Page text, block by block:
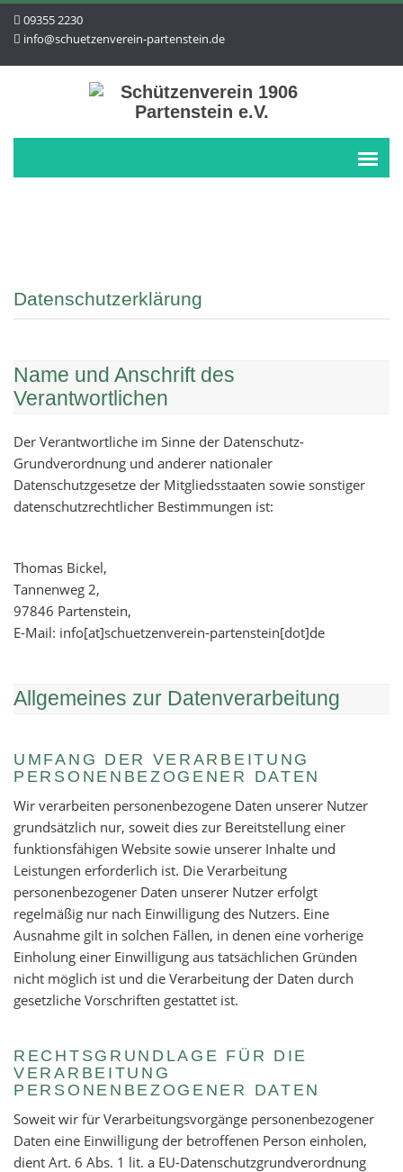
09355 2230
info@schuetzenverein-partenstein.de
Datenschutzerklärung
Name und Anschrift des
Verantwortlichen
Der Verantwortliche im Sinne der Datenschutz-
Grundverordnung und anderer nationaler
Datenschutzgesetze der Mitgliedsstaaten sowie sonstiger
datenschutzrechtlicher Bestimmungen ist:
Thomas Bickel,
Tannenweg 2,
97846 Partenstein,
E-Mail: info[at]schuetzenverein-partenstein[dot]de
Allgemeines zur Datenverarbeitung
UMFANG DER VERARBEITUNG
PERSONENBEZOGENER DATEN
Wir verarbeiten personenbezogene Daten unserer Nutzer
grundsätzlich nur, soweit dies zur Bereitstellung einer
funktionsfähigen Website sowie unserer Inhalte und
Leistungen erforderlich ist. Die Verarbeitung
personenbezogener Daten unserer Nutzer erfolgt
regelmäßig nur nach Einwilligung des Nutzers. Eine
Ausnahme gilt in solchen Fällen, in denen eine vorherige
Einholung einer Einwilligung aus tatsächlichen Gründen
nicht möglich ist und die Verarbeitung der Daten durch
gesetzliche Vorschriften gestattet ist.
RECHTSGRUNDLAGE FÜR DIE
VERARBEITUNG
PERSONENBEZOGENER DATEN
Soweit wir für Verarbeitungsvorgänge personenbezogener
Daten eine Einwilligung der betroffenen Person einholen,
dient Art. 6 Abs. 1 lit. a EU-Datenschutzgrundverordnung